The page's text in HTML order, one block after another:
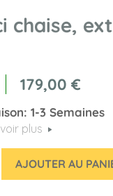
chaise,
179,00 €
1-3 Semaines
plus
AJOUTER AU